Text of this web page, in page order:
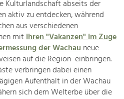
Kulturlandschaft abseits der
aktiv zu entdecken, während
aus verschiedenen
mitihren "Vakanzen" im Zuge
der Wachauneue
auf die Region einbringen.
verbringen dabei einen
Aufenthalt in der Wachau
sich dem Welterbe über die